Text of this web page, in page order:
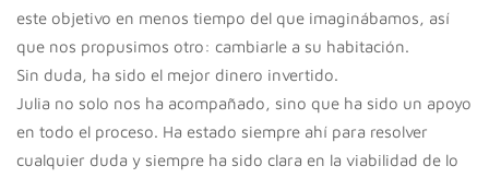
este objetivo en menos tiempo del que imaginábamos, así
que nos propusimos otro: cambiarle a su habitación.
Sin duda, ha sido el mejor dinero invertido.
Julia no solo nos ha acompañado, sino que ha sido un apoyo
en todo el proceso. Ha estado siempre ahí para resolver
cualquier duda y siempre ha sido clara en la viabilidad de lo